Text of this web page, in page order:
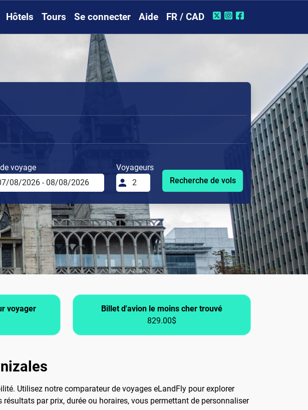
Hôtels Tours Se connecter Aide FR / CAD
voyage
Voyageurs
Recherche de vols
voyager
Billet d'avion le moins cher trouvé
829.00$
Utilisez notre comparateur de voyages eLandFly pour explorer
par prix, durée ou horaires, vous permettant de personnaliser